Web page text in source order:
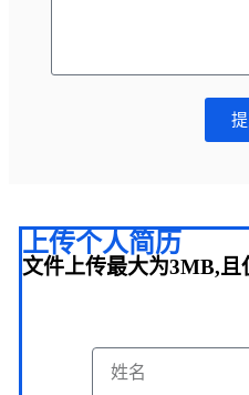
上传个人简历
文件上传最大为3MB,且